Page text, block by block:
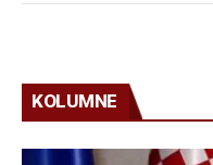
KOLUMNE